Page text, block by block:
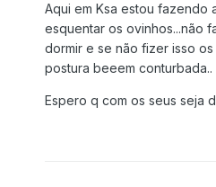
Aqui em Ksa estou fazendo
esquentar os ovinhos...não
dormir e se não fizer isso
postura beeem conturbada..
Espero q com os seus seja